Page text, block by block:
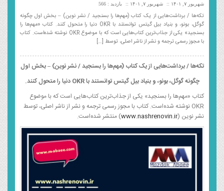
شهریور ۷, ۱۴۰۱ شهریور ۷, ۱۴۰۱ بازدید : 566
تکه‌ها / برداشت‌هایی از یک کتاب (مهم‌ها را بسنجید / نشر نوین) – بخش اول چگونه
گوگل، بونو، و بنیاد بیل گیتس توانستند با OKR دنیا را متحول کنند. کتاب «مهم‌ها را
بسنجید» یکی از جذاب‌ترین کتاب‌هایی است که با موضوع OKR نوشته شده‌است. کتاب
با مجوز رسمی ترجمه و نشر از ناشر اصلی، توسط […]
تکه‌ها / برداشت‌هایی از یک کتاب (مهم‌ها را بسنجید / نشر نوین) – بخش اول
چگونه گوگل، بونو، و بنیاد بیل گیتس توانستند با OKR دنیا را متحول کنند.
کتاب «مهم‌ها را بسنجید» یکی از جذاب‌ترین کتاب‌هایی است که با موضوع
OKR نوشته شده‌است. کتاب با مجوز رسمی ترجمه و نشر از ناشر اصلی، توسط
نشر نوین (www.nashrenovin.ir) منتشر شده‌‌است.